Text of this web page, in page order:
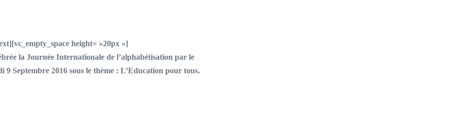
height= »20px »]
la Journée Internationale de l’alphabétisation par le
Septembre 2016 sous le thème : L’Education pour tous.